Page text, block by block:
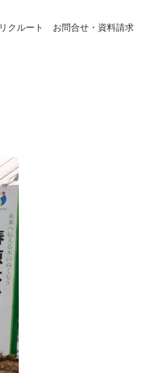
リクルート お問合せ・資料請求